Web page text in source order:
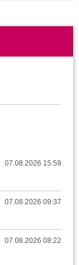
07.08.2026 15:59
07.08.2026 09:37
07.08.2026 08:22